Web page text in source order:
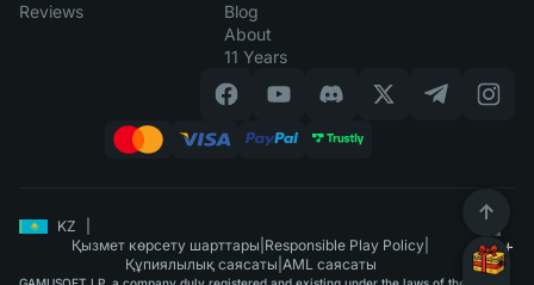
Reviews
Blog
About
11 Years
KZ
Қызмет көрсету шарттары Responsible Play Policy
Құпиялылық саясаты AML саясаты